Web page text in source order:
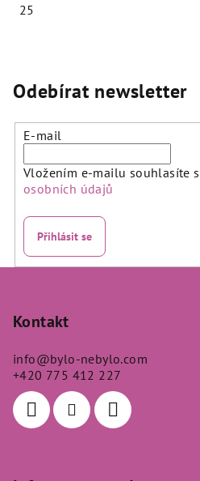
25
Odebírat newsletter
E-mail
Vložením e-mailu souhlasíte s
osobních údajů
Přihlásit se
Kontakt
info@bylo-nebylo.com
+420 775 412 227